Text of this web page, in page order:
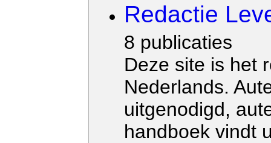
Redactie
8 publicaties
Deze site is het
Nederlands.
uitgenodigd,
handboek vindt